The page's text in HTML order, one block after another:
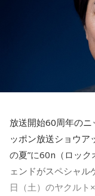
この心理テストで
あなたの「究極の
とっさに握りしめ
とする「本当に大
られない極限の場
鳩のぬいぐるみは「
詰められても、自分
なタイプ。窮地でこ
持ち主です。ただ
てください。
放送開始60周年の
ッポン放送ショウア
の夏”に60n（ロッ
ェンドがスペシャ
日（土）のヤクル